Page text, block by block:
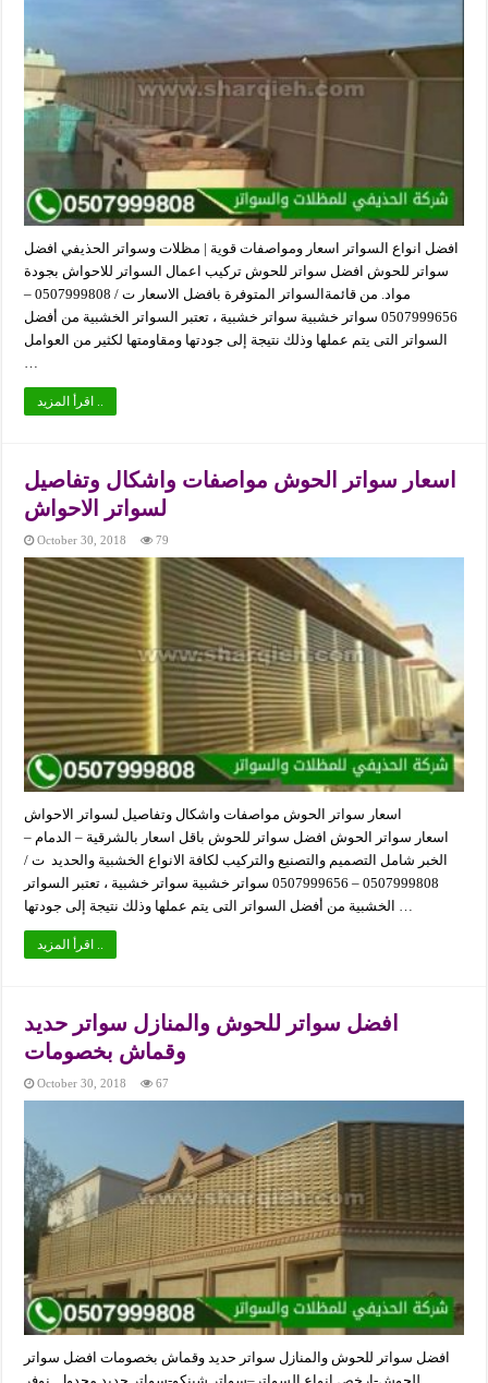
افضل انواع السواتر اسعار ومواصفات قوية | مظلات وسواتر الحذيفي افضل
سواتر للحوش افضل سواتر للحوش تركيب اعمال السواتر للاحواش بجودة
مواد. من قائمةالسواتر المتوفرة بافضل الاسعار ت / 0507999808 –
0507999656 سواتر خشبية سواتر خشبية ، تعتبر السواتر الخشبية من أفضل
السواتر التى يتم عملها وذلك نتيجة إلى جودتها ومقاومتها لكثير من العوامل
…
اقرأ المزيد ..
اسعار سواتر الحوش مواصفات واشكال وتفاصيل
لسواتر الاحواش
October 30, 2018 79
اسعار سواتر الحوش مواصفات واشكال وتفاصيل لسواتر الاحواش
اسعار سواتر الحوش افضل سواتر للحوش باقل اسعار بالشرقية – الدمام –
الخبر شامل التصميم والتصنيع والتركيب لكافة الانواع الخشبية والحديد ت /
0507999808 – 0507999656 سواتر خشبية سواتر خشبية ، تعتبر السواتر
الخشبية من أفضل السواتر التى يتم عملها وذلك نتيجة إلى جودتها …
اقرأ المزيد ..
افضل سواتر للحوش والمنازل سواتر حديد
وقماش بخصومات
October 30, 2018 67
افضل سواتر للحوش والمنازل سواتر حديد وقماش بخصومات افضل سواتر